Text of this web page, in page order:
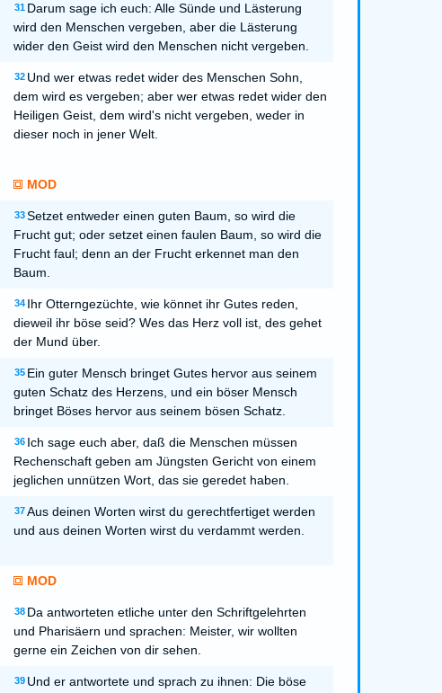
31 Darum sage ich euch: Alle Sünde und Lästerung
wird den Menschen vergeben, aber die Lästerung
wider den Geist wird den Menschen nicht vergeben.
32 Und wer etwas redet wider des Menschen Sohn,
dem wird es vergeben; aber wer etwas redet wider den
Heiligen Geist, dem wird's nicht vergeben, weder in
dieser noch in jener Welt.
MOD
33 Setzet entweder einen guten Baum, so wird die
Frucht gut; oder setzet einen faulen Baum, so wird die
Frucht faul; denn an der Frucht erkennet man den
Baum.
34 Ihr Otterngezüchte, wie könnet ihr Gutes reden,
dieweil ihr böse seid? Wes das Herz voll ist, des gehet
der Mund über.
35 Ein guter Mensch bringet Gutes hervor aus seinem
guten Schatz des Herzens, und ein böser Mensch
bringet Böses hervor aus seinem bösen Schatz.
36 Ich sage euch aber, daß die Menschen müssen
Rechenschaft geben am Jüngsten Gericht von einem
jeglichen unnützen Wort, das sie geredet haben.
37 Aus deinen Worten wirst du gerechtfertiget werden
und aus deinen Worten wirst du verdammt werden.
MOD
38 Da antworteten etliche unter den Schriftgelehrten
und Pharisäern und sprachen: Meister, wir wollten
gerne ein Zeichen von dir sehen.
39 Und er antwortete und sprach zu ihnen: Die böse